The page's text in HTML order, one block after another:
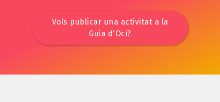
Vols publicar una activitat a la
Guia d'Oci?